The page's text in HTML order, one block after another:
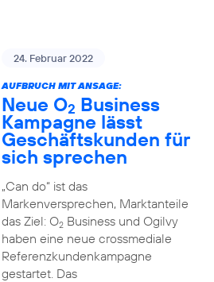
24. Februar 2022
AUFBRUCH MIT ANSAGE:
Neue O2 Business
Kampagne lässt
Geschäftskunden für
sich sprechen
„Can do“ ist das
Markenversprechen, Marktanteile
das Ziel: O2Business und Ogilvy
haben eine neue crossmediale
Referenzkundenkampagne
gestartet. Das